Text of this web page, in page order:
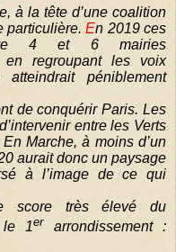
à la tête d’une coalition
particulière. En 2019 ces
4 et 6 mairies
en regroupant les voix
péniblement
de conquérir Paris. Les
entre les Verts
Marche, à moins d’un
aurait donc un paysage
à l’image de ce qui
score très élevé du
le 1er arrondissement :